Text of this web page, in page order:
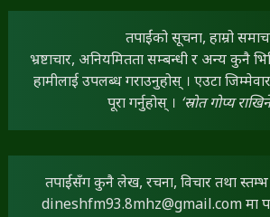
तपाईंको सूचना, हाम्रो
भ्रष्टाचार, अनियमितता सम्बन्धी र अन्य कुनै
हामीलाई उपलब्ध गराउनुहोस् । एउटा
पूरा गर्नुहोस् । ‘स्रोत गोप्य
तपाईंसँग कुनै लेख, रचना, विचार तथा
dineshfm93.8mhz@gmail.comमा